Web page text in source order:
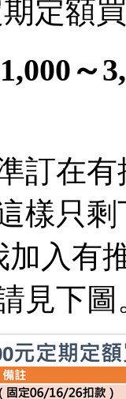
定額
～
訂在
樣只
入有
見下圖